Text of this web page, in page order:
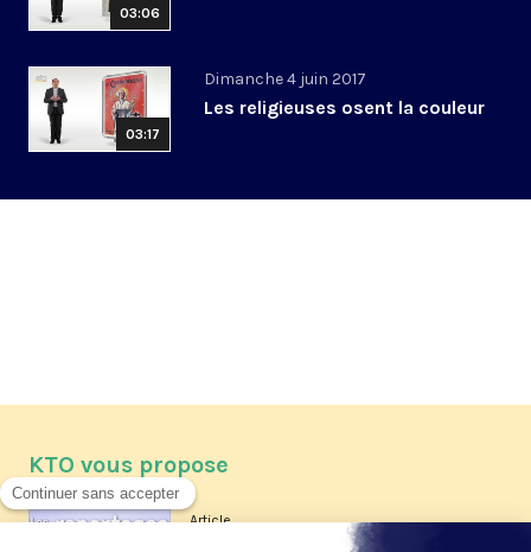
03:06
03:17
Dimanche 4 juin 2017
Les religieuses osent la couleur
KTO vous propose
Article
Les reportages d'été 2026 de KTO